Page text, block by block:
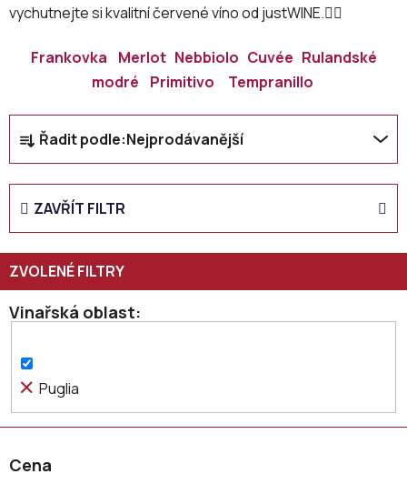
vychutnejte si kvalitní červené víno od justWINE.👇🏻
Frankovka Merlot Nebbiolo Cuvée Rulandské
modré
Primitivo Tempranillo
Ř
a
z
n
p
r
o
u
t
ů
Řadit podle:Nejprodávanější
ZAVŘÍT FILTR
Vinařská oblast
Puglia
Cena